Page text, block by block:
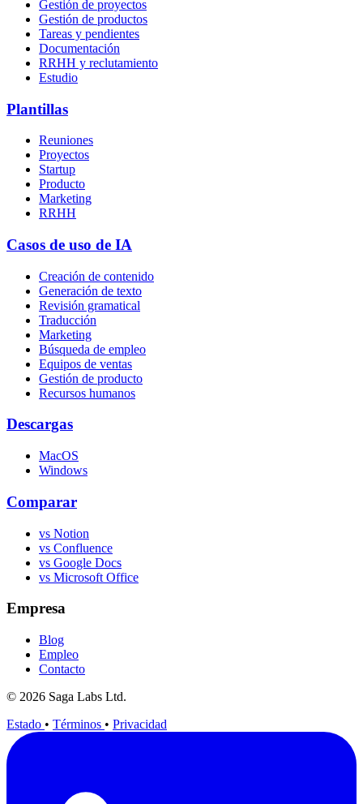
Gestión de proyectos
Gestión de productos
Tareas y pendientes
Documentación
RRHH y reclutamiento
Estudio
Plantillas
Reuniones
Proyectos
Startup
Producto
Marketing
RRHH
Casos de uso de IA
Creación de contenido
Generación de texto
Revisión gramatical
Traducción
Marketing
Búsqueda de empleo
Equipos de ventas
Gestión de producto
Recursos humanos
Descargas
MacOS
Windows
Comparar
vs Notion
vs Confluence
vs Google Docs
vs Microsoft Office
Empresa
Blog
Empleo
Contacto
© 2026 Saga Labs Ltd.
Estado • Términos • Privacidad